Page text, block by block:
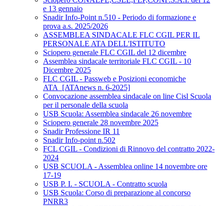
e 13 gennaio
Snadir Info-Point n.510 - Periodo di formazione e
prova a.s. 2025/2026
ASSEMBLEA SINDACALE FLC CGIL PER IL
PERSONALE ATA DELL'ISTITUTO
Sciopero generale FLC CGIL del 12 dicembre
Assemblea sindacale territoriale FLC CGIL - 10
Dicembre 2025
FLC CGIL - Passweb e Posizioni economiche
ATA_[ATAnews n. 6-2025]
Convocazione assemblea sindacale on line Cisl Scuola
per il personale della scuola
USB Scuola: Assemblea sindacale 26 novembre
Sciopero generale 28 novembre 2025
Snadir Professione IR 11
Snadir Info-point n.502
FCL CGIL - Condizioni di Rinnovo del contratto 2022-
2024
USB SCUOLA - Assemblea online 14 novembre ore
17-19
USB P. I. - SCUOLA - Contratto scuola
USB Scuola: Corso di preparazione al concorso
PNRR3